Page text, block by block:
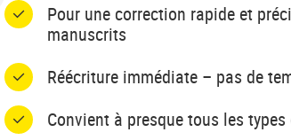
Pour une correction rapide et
manuscrits
Réécriture immédiate – pas de
Convient à presque tous les